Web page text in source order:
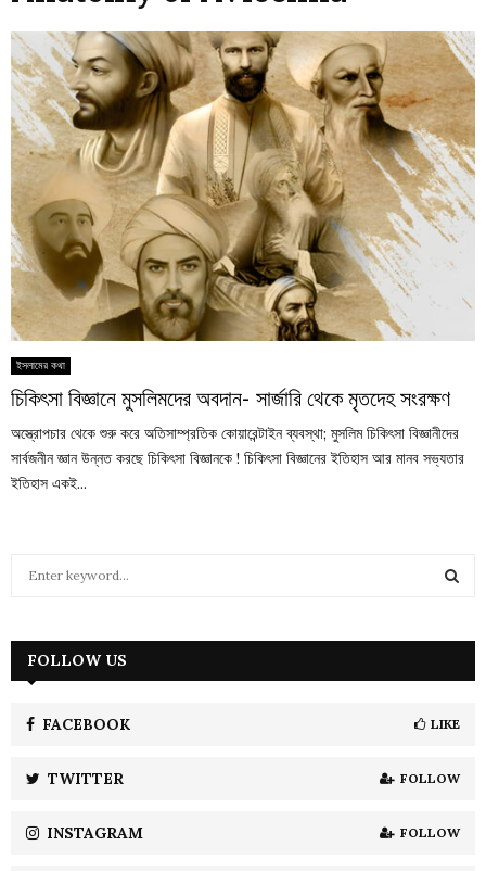
ইসলামের কথা
চিকিৎসা বিজ্ঞানে মুসলিমদের অবদান- সার্জারি থেকে মৃতদেহ সংরক্ষণ
অস্ত্রোপচার থেকে শুরু করে অতিসাম্প্রতিক কোয়ারেন্টাইন ব্যবস্থা; মুসলিম চিকিৎসা বিজ্ঞানীদের
সার্বজনীন জ্ঞান উন্নত করছে চিকিৎসা বিজ্ঞানকে ! চিকিৎসা বিজ্ঞানের ইতিহাস আর মানব সভ্যতার
ইতিহাস একই...
h
H
FOLLOW US
FACEBOOK LIKE
TWITTER FOLLOW
INSTAGRAM FOLLOW